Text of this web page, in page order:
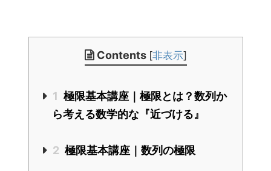
Contents [非表示]
1 極限基本講座｜極限とは？数列か
ら考える数学的な『近づける』
2 極限基本講座｜数列の極限